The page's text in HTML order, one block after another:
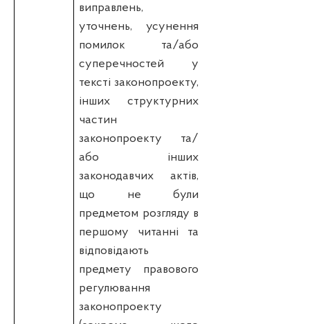
виправлень,
уточнень, усунення
помилок та/або
суперечностей у
тексті законопроекту,
інших структурних
частин
законопроекту та/
або інших
законодавчих актів,
що не були
предметом розгляду в
першому читанні та
відповідають
предмету правового
регулювання
законопроекту